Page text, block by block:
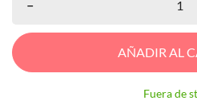
–
AÑADIR AL
Fuera de